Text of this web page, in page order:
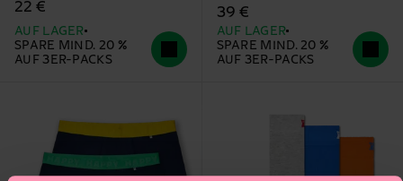
22 €
AUF LAGER
SPARE MIND. 20 %
AUF 3ER-PACKS
39 €
AUF LAGER
SPARE MIND. 20 %
AUF 3ER-PACKS